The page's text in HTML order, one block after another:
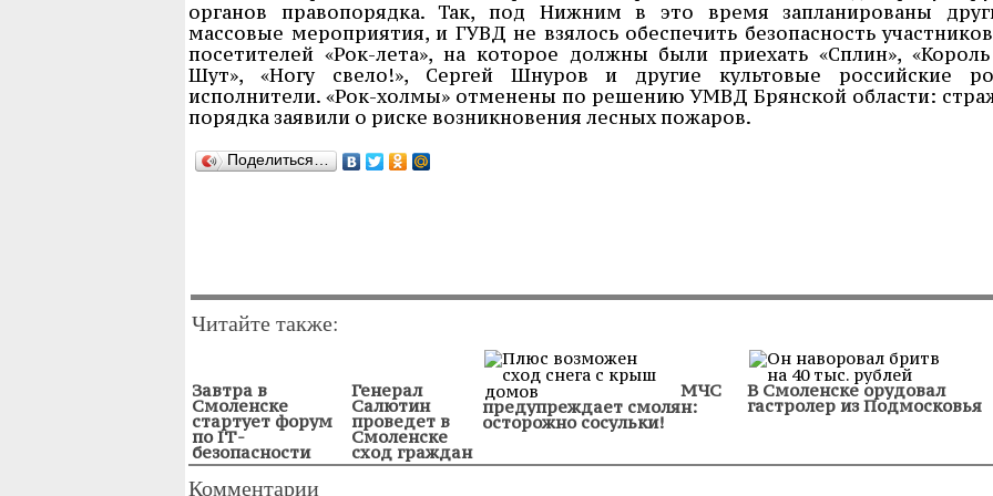
органов правопорядка. Так, под Нижним в это время запланированы
массовые мероприятия, и ГУВД не взялось обеспечить безопасность
посетителей «Рок-лета», на которое должны были приехать «Сплин»,
Шут», «Ногу свело!», Сергей Шнуров и другие культовые российские
исполнители. «Рок-холмы» отменены по решению УМВД Брянской области:
порядка заявили о риске возникновения лесных пожаров.
Поделиться…
Читайте также:
Завтра в
Смоленске
стартует форум
по IТ-
безопасности
Генерал
Салютин
проведет в
Смоленске
сход граждан
МЧС
предупреждает смолян:
осторожно сосульки!
В Смоленске орудовал
гастролер из Подмосковья
Комментарии